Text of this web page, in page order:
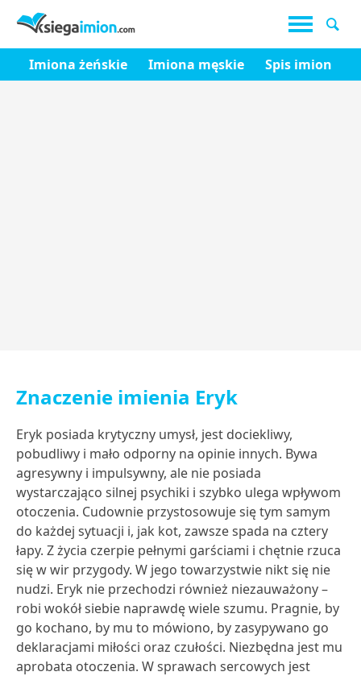
Imiona żeńskie Imiona męskie Spis imion
Znaczenie imienia Eryk
Eryk posiada krytyczny umysł, jest dociekliwy,
pobudliwy i mało odporny na opinie innych. Bywa
agresywny i impulsywny, ale nie posiada
wystarczająco silnej psychiki i szybko ulega wpływom
otoczenia. Cudownie przystosowuje się tym samym
do każdej sytuacji i, jak kot, zawsze spada na cztery
łapy. Z życia czerpie pełnymi garściami i chętnie rzuca
się w wir przygody. W jego towarzystwie nikt się nie
nudzi. Eryk nie przechodzi również niezauważony –
robi wokół siebie naprawdę wiele szumu. Pragnie, by
go kochano, by mu to mówiono, by zasypywano go
deklaracjami miłości oraz czułości. Niezbędna jest mu
aprobata otoczenia. W sprawach sercowych jest